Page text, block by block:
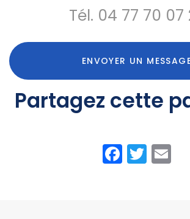
Tél. 04 77 70 07
ENVOYER UN
Partagez cette